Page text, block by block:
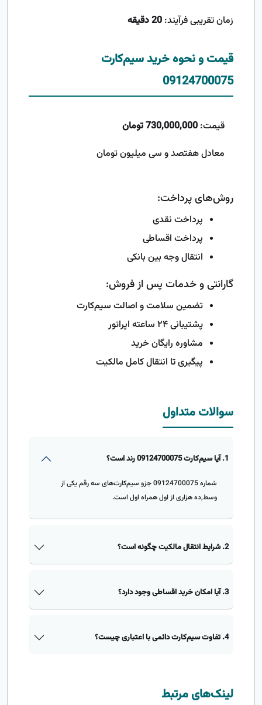
زمان تقریبی فرآیند: 20 دقیقه
قیمت و نحوه خرید سیم‌کارت
09124700075
قیمت: 730,000,000 تومان
معادل هفتصد و سی میلیون تومان
روش‌های پرداخت:
پرداخت نقدی
پرداخت اقساطی
انتقال وجه بین بانکی
گارانتی و خدمات پس از فروش:
تضمین سلامت و اصالت سیم‌کارت
پشتیبانی ۲۴ ساعته اپراتور
مشاوره رایگان خرید
پیگیری تا انتقال کامل مالکیت
سوالات متداول
1. آیا سیم‌کارت 09124700075 رند است؟
شماره 09124700075 جزو سیم‌کارت‌های سه رقم یکی از
وسط,ده هزاری از اول همراه اول است.
2. شرایط انتقال مالکیت چگونه است؟
3. آیا امکان خرید اقساطی وجود دارد؟
4. تفاوت سیم‌کارت دائمی با اعتباری چیست؟
لینک‌های مرتبط